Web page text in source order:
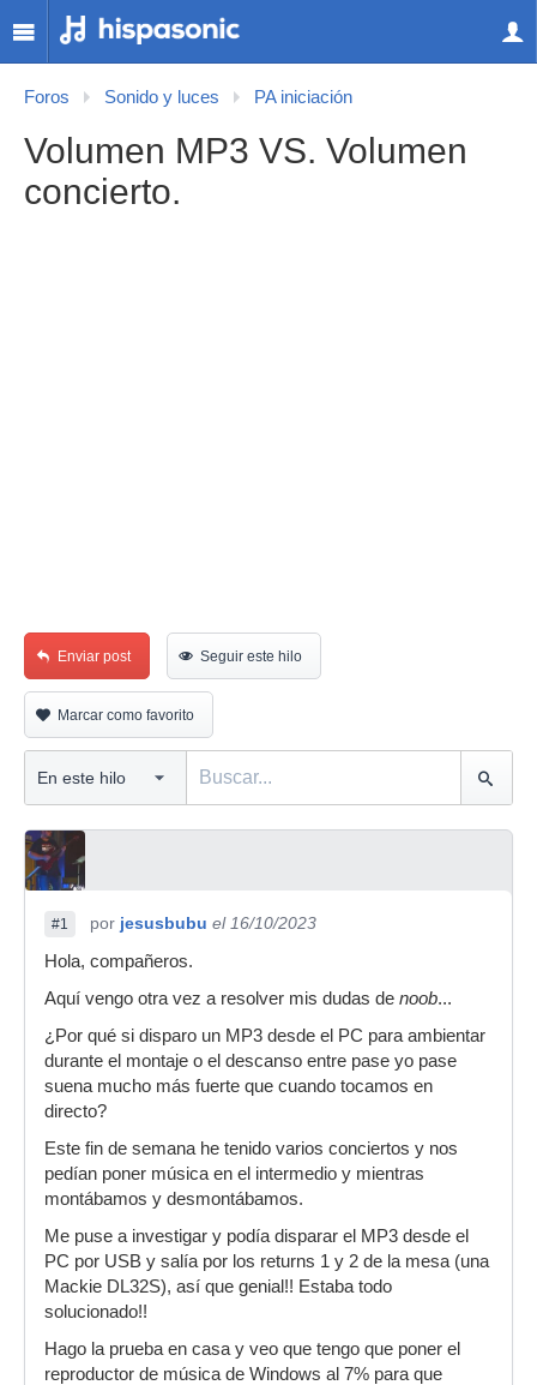
Foros Sonido y luces PA iniciación
Volumen MP3 VS. Volumen
concierto.
Enviar post Seguir este hilo
Marcar como favorito
#1 por jesusbubu el 16/10/2023
Hola, compañeros.
Aquí vengo otra vez a resolver mis dudas de noob...
¿Por qué si disparo un MP3 desde el PC para ambientar
durante el montaje o el descanso entre pase yo pase
suena mucho más fuerte que cuando tocamos en
directo?
Este fin de semana he tenido varios conciertos y nos
pedían poner música en el intermedio y mientras
montábamos y desmontábamos.
Me puse a investigar y podía disparar el MP3 desde el
PC por USB y salía por los returns 1 y 2 de la mesa (una
Mackie DL32S), así que genial!! Estaba todo
solucionado!!
Hago la prueba en casa y veo que tengo que poner el
reproductor de música de Windows al 7% para que